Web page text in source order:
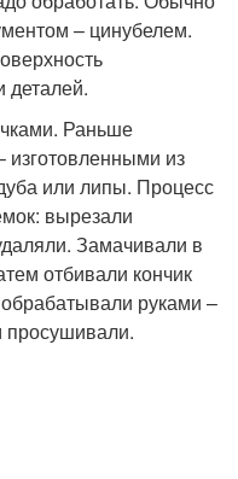
– цинубелем.
деталей.
Раньше
из
или липы. Процесс
вырезали
Замачивали в
отбивали кончик
руками –
просушивали.